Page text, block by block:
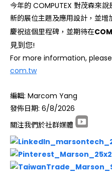
今年的 COMPUTEX 對茂森來
新的展位主題及應用設計，並
慶祝這個里程碑，並期待在
見到您!
For more information,
com.tw
編輯: Marcom Yang
發佈日期: 6/8/2026
關注我們於社群媒體